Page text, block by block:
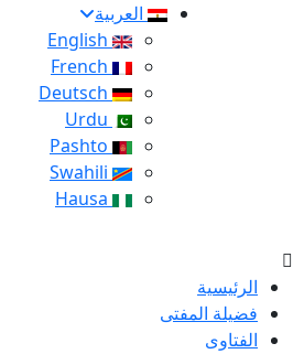
العربية
الرئيسية
فضيلة المفتى
الفتاوى